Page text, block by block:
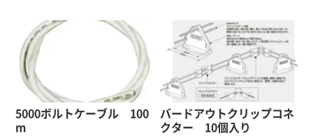
5000ボルトケーブル 100
m
バードアウトクリップコネ
クター 10個入り